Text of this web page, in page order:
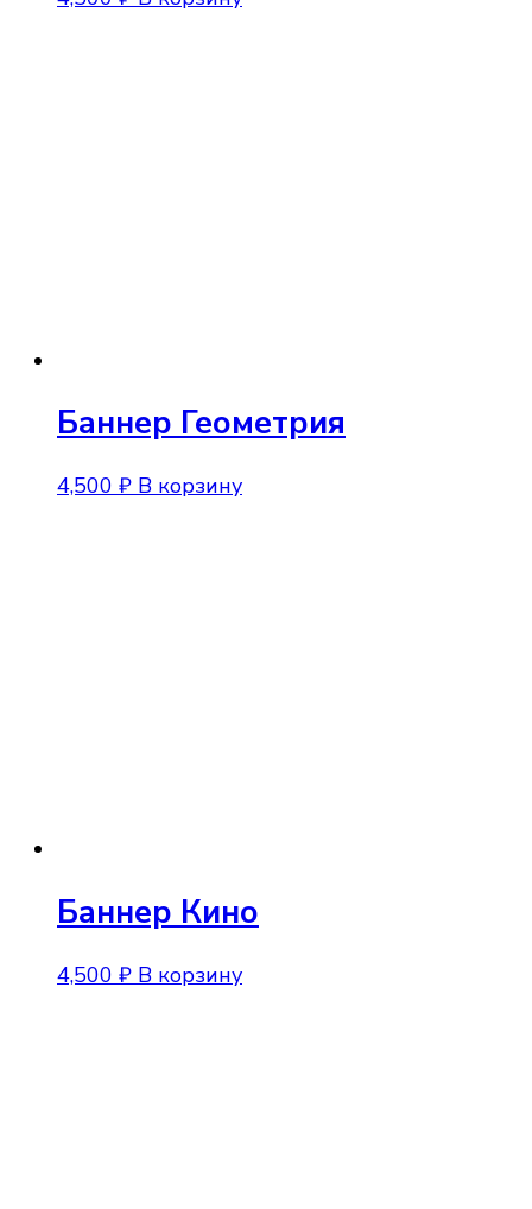
Баннер Геометрия
4,500 ₽ В корзину
Баннер Кино
4,500 ₽ В корзину